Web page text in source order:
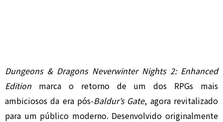
Dungeons & Dragons Neverwinter Nights 2: Enhanced
Edition marca o retorno de um dos RPGs mais
ambiciosos da era pós-Baldur’s Gate, agora revitalizado
para um público moderno. Desenvolvido originalmente